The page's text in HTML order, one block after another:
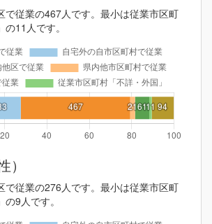
で従業の467人です。最小は従業市区町
11人です。
で従業の276人です。最小は従業市区町
9人です。